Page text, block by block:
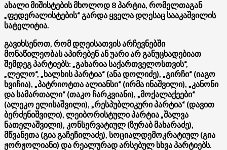
ახალი მიშისტების მხოლოდ 8 პარტია, რომელთაგან
„ფედერალისტების“ გარდა ყველა დღესაც სააკაშვილის
სატელიტია.
გავიხსენოთ, რომ დღეისათვის არჩევნებში
მონაწილეობას აპირებენ ან უარი არ განუცხადებიათ
შემდეგ პარტიებს: „გახარია საქართველოსთვის“,
„ლელო“, „ხალხის პარტია“ (ანა დოლიძე), „გირჩი“ (იაგო
ხვიჩია), „პატრიოტთა ალიანსი“ (ირმა ინაშვილი), „კანონი
და სამართალი“ (თაკო ჩარკვიანი), „მოქალაქეები“
(ალეკო ელისაშვილი), „რესპუბლიკური პარტია“ (დავით
ბერძენიშვილი), ლეიბორისტული პარტია „შალვა
ნათელაშვილი), კონსერვატიულ (ზურაბ მახარაძე),
მწვანეთა (გია გაჩეჩილაძე), სოციალდემოკრატიულ (გია
ჟორჟოლიანი) და რეალურად არსებულ სხვა პარტიებს.